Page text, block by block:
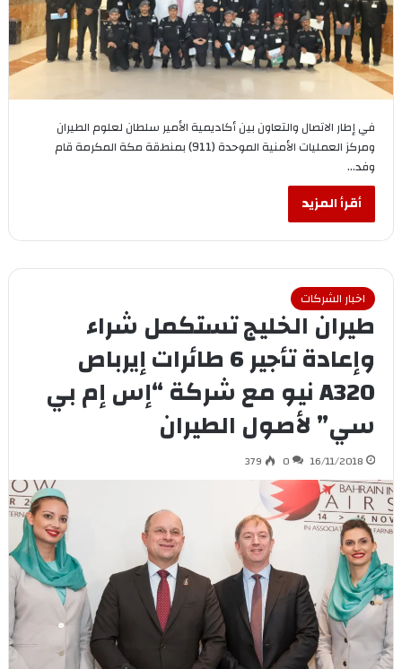
في إطار الاتصال والتعاون بين أكاديمية الأمير سلطان لعلوم الطيران
ومركز العمليات الأمنية الموحدة (911) بمنطقة مكة المكرمة قام
وفد…
أقرأ المزيد
اخبار الشركات
طيران الخليج تستكمل شراء
وإعادة تأجير 6 طائرات إيرباص
A320 نيو مع شركة “إس إم بي
سي” لأصول الطيران
16/11/2018
0
379